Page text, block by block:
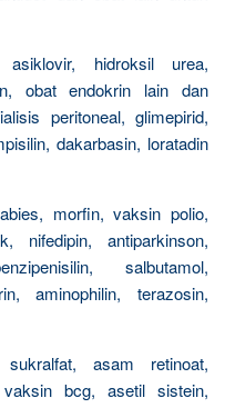
hidroksil urea,
obat endokrin lain dan
peritoneal, glimepirid,
dakarbasin, loratadin
morfin, vaksin polio,
nifedipin, antiparkinson,
salbutamol,
aminophilin, terazosin,
sukralfat, asam retinoat,
bcg, asetil sistein,